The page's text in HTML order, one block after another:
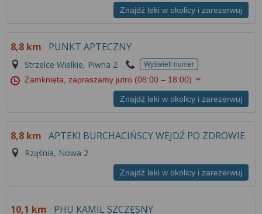
Znajdź leki w okolicy i zarezerwuj
8,8 km PUNKT APTECZNY
Strzelce Wielkie, Piwna 2 Wyświetl numer
Zamknięta, zapraszamy jutro (08:00 – 18:00)
Znajdź leki w okolicy i zarezerwuj
8,8 km APTEKI BURCHACIŃSCY WEJDŹ PO ZDROWIE
Rząśnia, Nowa 2
Znajdź leki w okolicy i zarezerwuj
10,1 km PHU KAMIL SZCZĘSNY